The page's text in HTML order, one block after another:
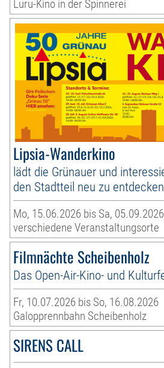
Luru-Kino in der Spinnerei
Lipsia-Wanderkino
lädt die Grünauer und
den Stadtteil neu zu entdecken
Mo, 15.06.2026 bis Sa, 05.09.2026
verschiedene Veranstaltungsorte
Filmnächte Scheibenholz
Das Open-Air-Kino- und
Fr, 10.07.2026 bis So, 16.08.2026
Galopprennbahn Scheibenholz
SIRENS CALL